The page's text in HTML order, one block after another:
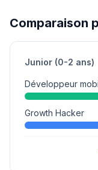
Comparaison
Junior (0-2 ans)
Développeur
Growth Hacker